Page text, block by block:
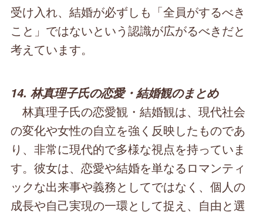
受け入れ、結婚が必ずしも「全員がするべき
こと」ではないという認識が広がるべきだと
考えています。
14. 林真理子氏の恋愛・結婚観のまとめ
林真理子氏の恋愛観・結婚観は、現代社会
の変化や女性の自立を強く反映したものであ
り、非常に現代的で多様な視点を持っていま
す。彼女は、恋愛や結婚を単なるロマンティ
ックな出来事や義務としてではなく、個人の
成長や自己実現の一環として捉え、自由と選